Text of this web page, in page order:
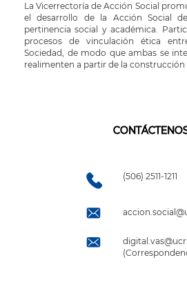
La Vicerrectoría de Acción Social
el desarrollo de la Acción Social
pertinencia social y académica.
procesos de vinculación ética
Sociedad, de modo que ambas se
realimenten a partir de la construcción
(506) 2511-1211